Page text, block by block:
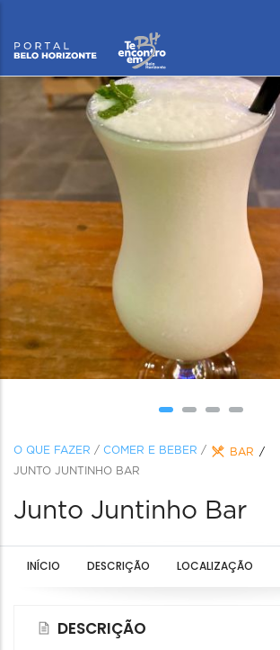
O QUE FAZER / COMER E BEBER /
BAR
JUNTO JUNTINHO BAR
Junto Juntinho Bar
INÍCIO DESCRIÇÃO LOCALIZAÇÃO
DESCRIÇÃO